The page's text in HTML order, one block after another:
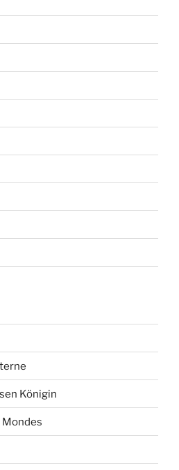
Königin